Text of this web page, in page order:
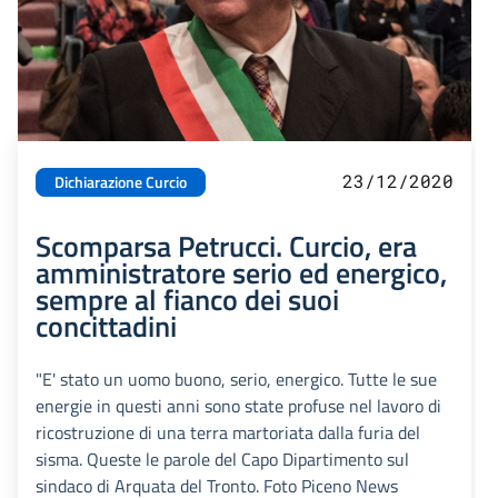
Dichiarazione Curcio 23/12/2020
Scomparsa Petrucci. Curcio, era
amministratore serio ed energico,
sempre al fianco dei suoi
concittadini
"E' stato un uomo buono, serio, energico. Tutte le sue
energie in questi anni sono state profuse nel lavoro di
ricostruzione di una terra martoriata dalla furia del
sisma. Queste le parole del Capo Dipartimento sul
sindaco di Arquata del Tronto. Foto Piceno News